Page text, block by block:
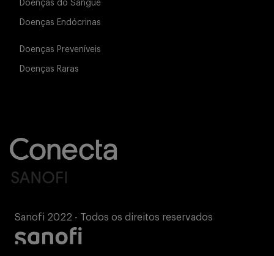
Doenças do Sangue
Doenças Endócrinas
Doenças Preveníveis
Doenças Raras
Sanofi 2022 - Todos os direitos reservados